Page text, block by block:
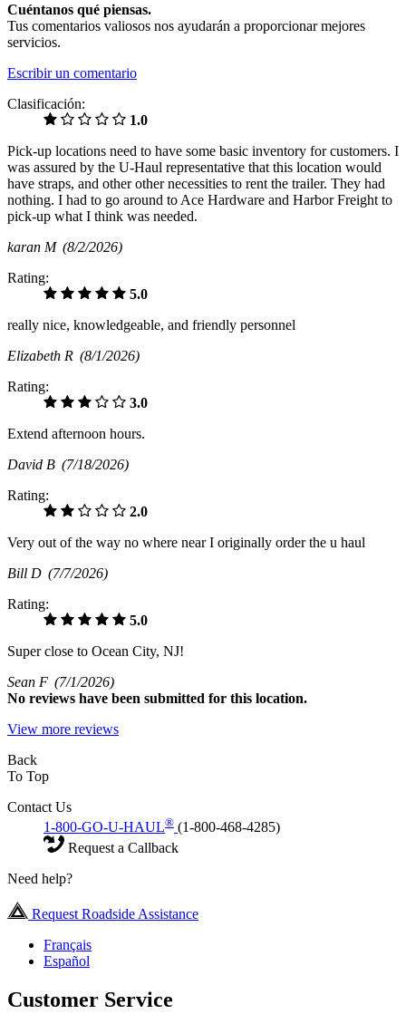
Cuéntanos qué piensas.
Tus comentarios valiosos nos ayudarán a proporcionar mejores
servicios.
Escribir un comentario
Clasificación:
1.0
Pick-up locations need to have some basic inventory for customers. I
was assured by the U-Haul representative that this location would
have straps, and other other necessities to rent the trailer. They had
nothing. I had to go around to Ace Hardware and Harbor Freight to
pick-up what I think was needed.
karan M (8/2/2026)
Rating:
5.0
really nice, knowledgeable, and friendly personnel
Elizabeth R (8/1/2026)
Rating:
3.0
Extend afternoon hours.
David B (7/18/2026)
Rating:
2.0
Very out of the way no where near I originally order the u haul
Bill D (7/7/2026)
Rating:
5.0
Super close to Ocean City, NJ!
Sean F (7/1/2026)
No reviews have been submitted for this location.
View more reviews
Back
To Top
Contact Us
1-800-GO-U-HAUL® (1-800-468-4285)
Request a Callback
Need help?
Request Roadside Assistance
Français
Español
Customer Service